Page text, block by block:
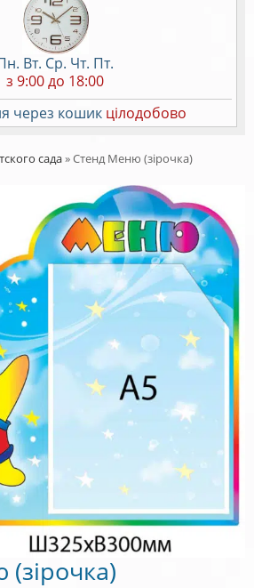
Вт. Ср. Чт. Пт.
з 9:00 до 18:00
через кошик цілодобово
сада»Стенд Меню (зірочка)